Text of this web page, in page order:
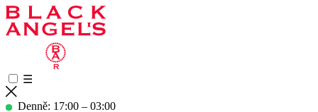
☰
Denně: 17:00 – 03:00